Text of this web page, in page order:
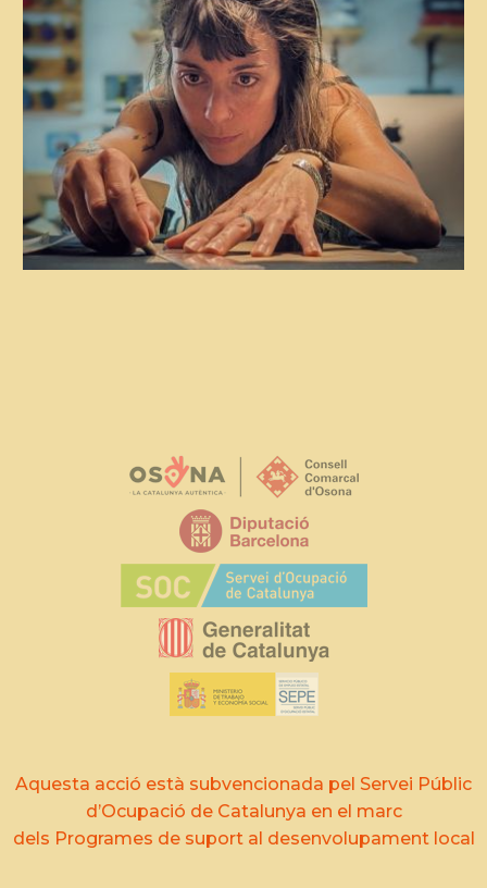
Aquesta acció està subvencionada pel Servei Públic
d’Ocupació de Catalunya en el marc
dels Programes de suport al desenvolupament local